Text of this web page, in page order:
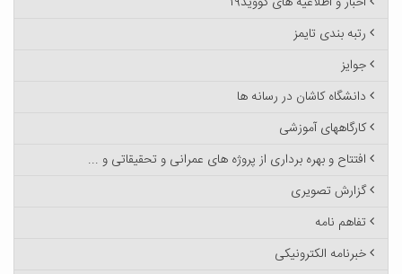
رتبه بندی تایمز
جوایز
دانشگاه کاشان در رسانه ها
کارگاههای آموزشی
افتتاح و بهره برداری از پروژه های عمرانی و تحقیقاتی و ...
گزارش تصویری
تفاهم نامه
خبرنامه الکترونیکی